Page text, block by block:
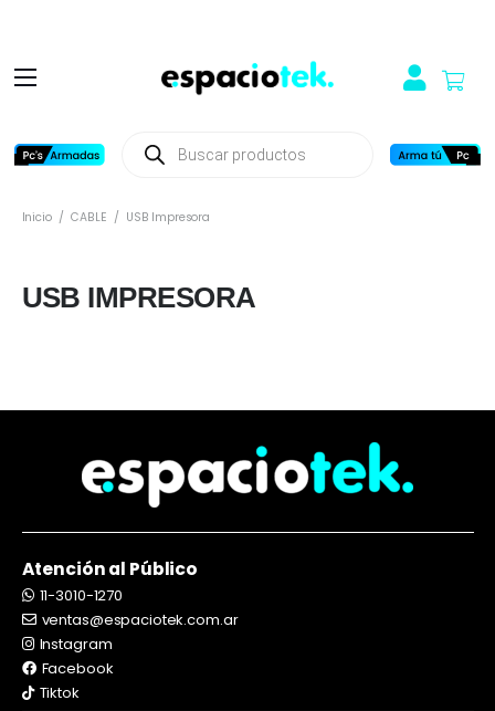
productos
Inicio / CABLE / USB Impresora
USB IMPRESORA
Atención al Público
11-3010-1270
ventas@espaciotek.com.ar
Instagram
Facebook
Tiktok